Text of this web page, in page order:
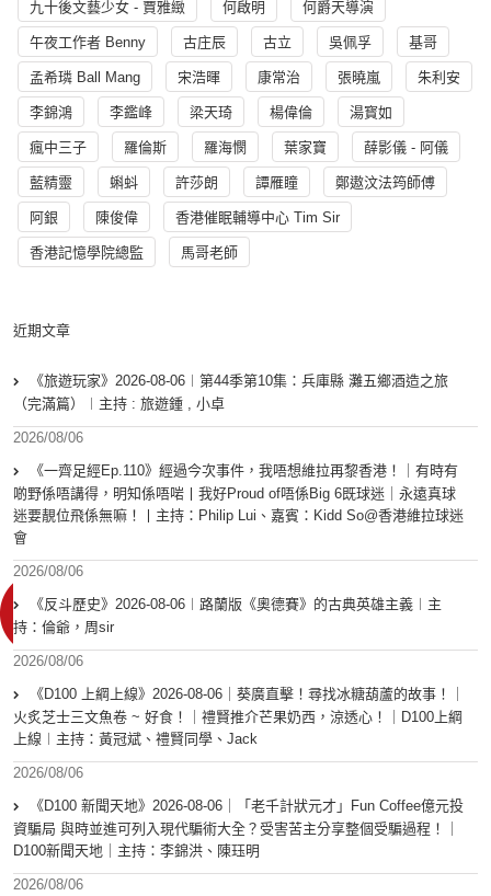
九十後文藝少女 - 賈雅緻 何啟明 何爵天導演
午夜工作者 Benny 古庄辰 古立 吳佩孚 基哥
孟希璘 Ball Mang 宋浩暉 康常治 張曉嵐 朱利安
李錦鴻 李鑑峰 梁天琦 楊偉倫 湯寳如
瘋中三子 羅倫斯 羅海憫 葉家寶 薛影儀 - 阿儀
藍精靈 蝌蚪 許莎朗 譚雁瞳 鄭遨汶法筠師傅
阿銀 陳俊偉 香港催眠輔導中心 Tim Sir
香港記憶學院總監 馬哥老師
近期文章
《旅遊玩家》2026-08-06︱第44季第10集：兵庫縣 灘五鄉酒造之旅
（完滿篇）︱主持 : 旅遊鍾 , 小卓
2026/08/06
《一齊足經Ep.110》經過今次事件，我唔想維拉再黎香港！｜有時有
啲野係唔講得，明知係唔啱丨我好Proud of唔係Big 6既球迷｜永遠真球
迷要靚位飛係無嘛！丨主持：Philip Lui、嘉賓：Kidd So@香港維拉球迷
會
2026/08/06
《反斗歷史》2026-08-06︱路蘭版《奧德賽》的古典英雄主義︱主
持：倫爺，周sir
2026/08/06
《D100 上綱上線》2026-08-06｜葵廣直擊！尋找冰糖葫蘆的故事！｜
火炙芝士三文魚卷 ~ 好食！｜禮賢推介芒果奶西，涼透心！｜D100上綱
上線︱主持：黃冠斌、禮賢同學、Jack
2026/08/06
《D100 新聞天地》2026-08-06｜「老千計狀元才」Fun Coffee億元投
資騙局 與時並進可列入現代騙術大全？受害苦主分享整個受騙過程！｜
D100新聞天地｜主持：李錦洪、陳珏明
2026/08/06